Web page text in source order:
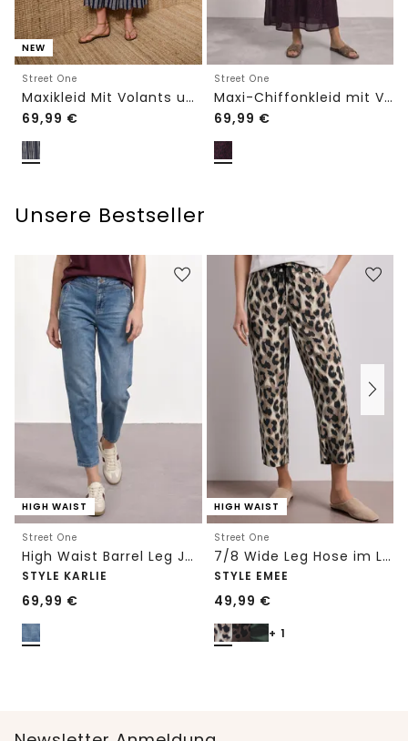
NEW
Street One
Maxikleid Mit Volants und Print
69,99 €
Street One
Maxi-Chiffonkleid mit Volants und Print
69,99 €
Unsere Bestseller
HIGH WAIST
Street One
High Waist Barrel Leg Jeans im Loose Fit
STYLE KARLIE
69,99 €
HIGH WAIST
Street One
7/8 Wide Leg Hose im Loose Fit mit Print
STYLE EMEE
49,99 €
+ 1